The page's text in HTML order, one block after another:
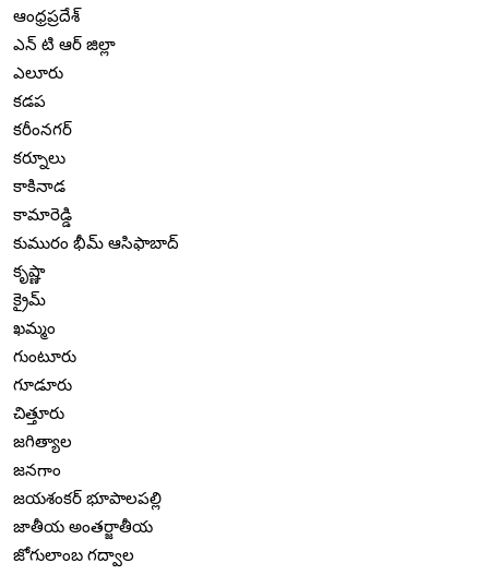
ఆంధ్రప్రదేశ్
ఎన్ టి ఆర్ జిల్లా
ఎలూరు
కడప
కరీంనగర్
కర్నూలు
కాకినాడ
కామారెడ్డి
కుమురం భీమ్ ఆసిఫాబాద్
కృష్ణా
క్రైమ్
ఖమ్మం
గుంటూరు
గూడూరు
చిత్తూరు
జగిత్యాల
జనగాం
జయశంకర్ భూపాలపల్లి
జాతీయ అంతర్జాతీయ
జోగులాంబ గద్వాల